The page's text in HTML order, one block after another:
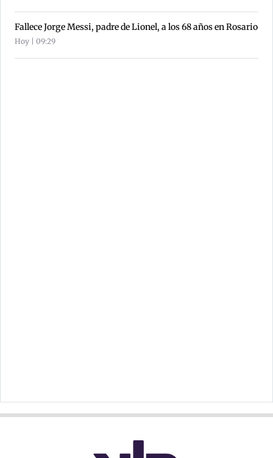
Fallece Jorge Messi, padre de Lionel, a los 68 años en Rosario
Hoy | 09:29